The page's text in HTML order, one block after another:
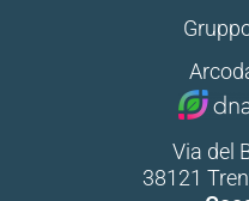
Via del
38121